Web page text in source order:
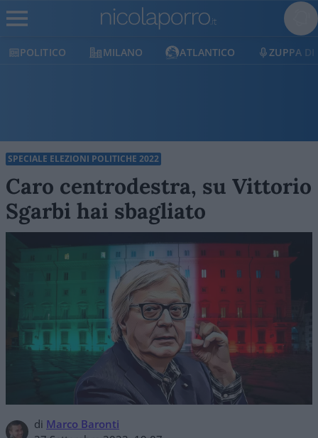
POLITICO MILANO ATLANTICO ZUPPA DI
SPECIALE ELEZIONI POLITICHE 2022
Caro centrodestra, su Vittorio
Sgarbi hai sbagliato
di Marco Baronti